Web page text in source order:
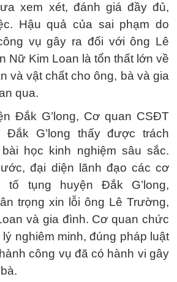
xem xét, đánh giá đầy đủ,
Hậu quả của sai phạm do
vụ gây ra đối với ông Lê
Nữ Kim Loan là tổn thất lớn về
và vật chất cho ông, bà và gia
qua.
Đắk G’long, Cơ quan CSĐT
Đắk G’long thấy được trách
học kinh nghiệm sâu sắc.
đại diện lãnh đạo các cơ
tố tụng huyện Đắk G’long,
trọng xin lỗi ông Lê Trường,
và gia đình. Cơ quan chức
nghiêm minh, đúng pháp luật
công vụ đã có hành vi gây